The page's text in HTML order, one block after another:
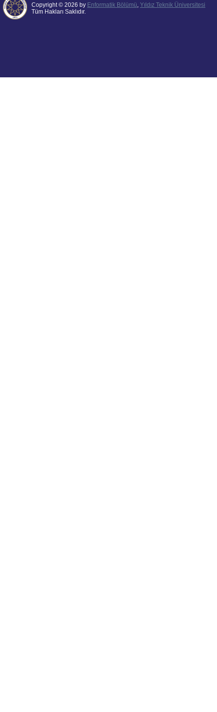
Copyright © 2026 by Enformatik Bölümü, Yıldız Teknik Üniversitesi
Tüm Hakları Saklıdır.